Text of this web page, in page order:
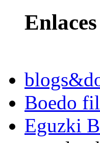
Enlaces
Boedo
Eguzki